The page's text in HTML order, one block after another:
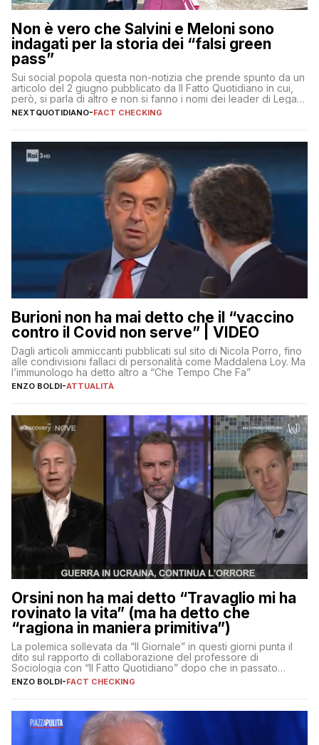
Non è vero che Salvini e Meloni sono
indagati per la storia dei “falsi green
pass”
Sui social popola questa non-notizia che prende spunto da un
articolo del 2 giugno pubblicato da Il Fatto Quotidiano in cui,
però, si parla di altro e non si fanno i nomi dei leader di Lega e
Fratelli d’Italia
NEXTQUOTIDIANO-FACT CHECKING
Burioni non ha mai detto che il “vaccino
contro il Covid non serve” | VIDEO
Dagli articoli ammiccanti pubblicati sul sito di Nicola Porro, fino
alle condivisioni fallaci di personalità come Maddalena Loy. Ma
l’immunologo ha detto altro a “Che Tempo Che Fa”
ENZO BOLDI-ATTUALITÀ
Orsini non ha mai detto “Travaglio mi ha
rovinato la vita” (ma ha detto che
“ragiona in maniera primitiva”)
La polemica sollevata da “Il Giornale” in questi giorni punta il
dito sul rapporto di collaborazione del professore di
Sociologia con “Il Fatto Quotidiano” dopo che in passato
erano volati stracci
ENZO BOLDI-FACT CHECKING